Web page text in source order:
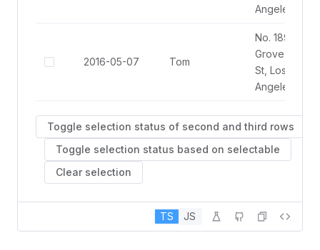
Angeles
2016-05-07 Tom
No. 189,
Grove
St, Los
Angeles
Toggle selection status of second and third rows
Toggle selection status based on selectable
Clear selection
TS JS